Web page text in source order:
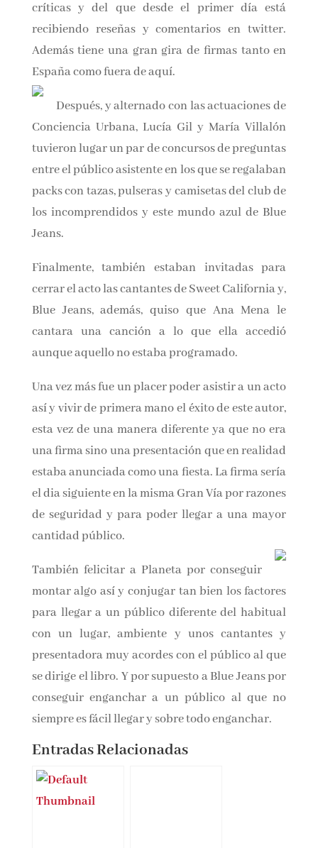
sacado y que está teniendo muy buena acogida
y buenas críticas y del que desde el primer día
está recibiendo reseñas y comentarios en
twitter. Además tiene una gran gira de firmas
tanto en España como fuera de aquí.
Después, y alternado con las actuaciones
de Conciencia Urbana, Lucía Gil y María
Villalón tuvieron lugar un par de concursos de
preguntas entre el público asistente en los que
se regalaban packs con tazas, pulseras y
camisetas del club de los incomprendidos y
Finalmente, también estaban invitadas para
cerrar el acto las cantantes de Sweet California
y, Blue Jeans, además, quiso que Ana Mena le
cantara una canción a lo que ella accedió
Una vez más fue un placer poder asistir a un
acto así y vivir de primera mano el éxito de este
autor, esta vez de una manera diferente ya que
no era una firma sino una presentación que en
realidad estaba anunciada como una fiesta. La
firma sería el dia siguiente en la misma Gran
Vía por razones de seguridad y para poder
También felicitar a Planeta por conseguir
montar algo así y conjugar tan bien los factores
para llegar a un público diferente del habitual
con un lugar, ambiente y unos cantantes y
presentadora muy acordes con el público al
que se dirige el libro. Y por supuesto a Blue
Jeans por conseguir enganchar a un público al
que no siempre es fácil llegar y sobre todo
Entradas Relacionadas